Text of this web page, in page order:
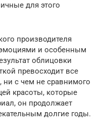
для этого
производителя
и особенным
облицовки
превосходит все
с чем не сравнимого
красоты, которые
он продолжает
долгие годы.